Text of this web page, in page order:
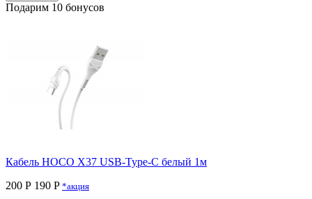
Подарим 10 бонусов
Кабель HOCO X37 USB-Type-C белый 1м
200 Р 190 P *акция